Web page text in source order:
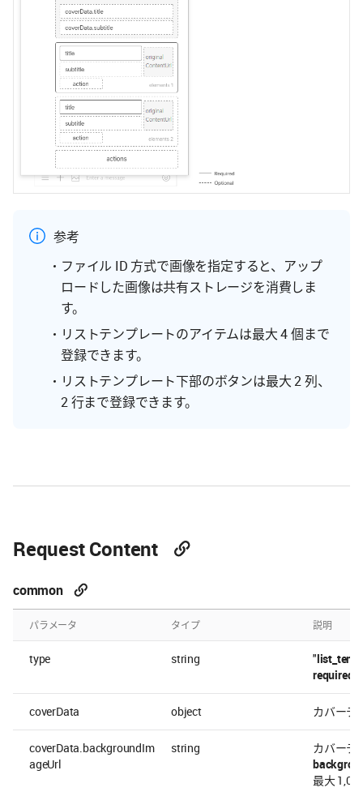
参考
ファイル ID 方式で画像を指定すると、アップ
ロードした画像は共有ストレージを消費しま
す。
リストテンプレートのアイテムは最大 4 個まで
登録できます。
リストテンプレート下部のボタンは最大 2 列、
2 行まで登録できます。
Request Content
common
パラメータ タイプ 説明
type string "
required
coverData object カバーデ
coverData.backgroundIm
ageUrl
string
カバーデ
最大